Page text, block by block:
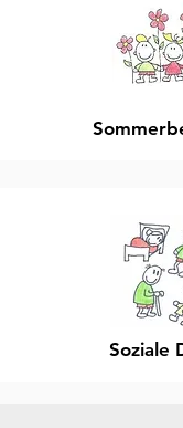
Soziale